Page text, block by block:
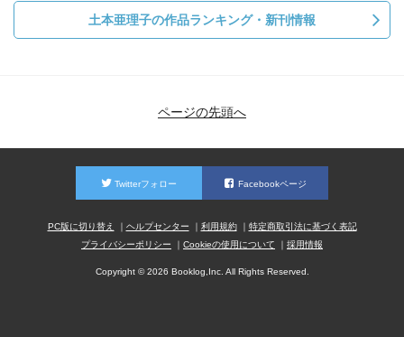
土本亜理子の作品ランキング・新刊情報
ページの先頭へ
Twitterフォロー Facebookページ
PC版に切り替え ヘルプセンター 利用規約
特定商取引法に基づく表記
プライバシーポリシー
Cookieの使用について 採用情報
Copyright © 2026 Booklog,Inc. All Rights Reserved.